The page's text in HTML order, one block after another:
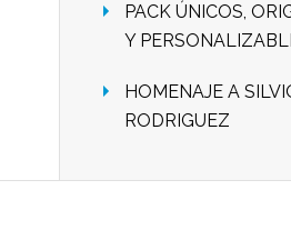
PACK ÚNICOS,
Y
HOMENAJE A
RODRIGUEZ